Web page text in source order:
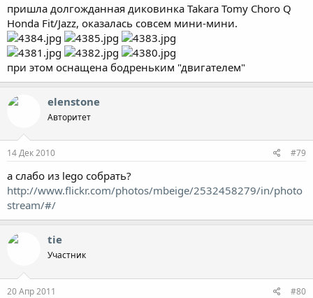
пришла долгожданная диковинка Takara Tomy Choro Q
Honda Fit/Jazz, оказалась совсем мини-мини.
при этом оснащена бодреньким "двигателем"
elenstone
Авторитет
14 Дек 2010 #79
а слабо из lego собрать?
http://www.flickr.com/photos/mbeige/2532458279/in/photo
stream/#/
tie
Участник
20 Апр 2011 #80